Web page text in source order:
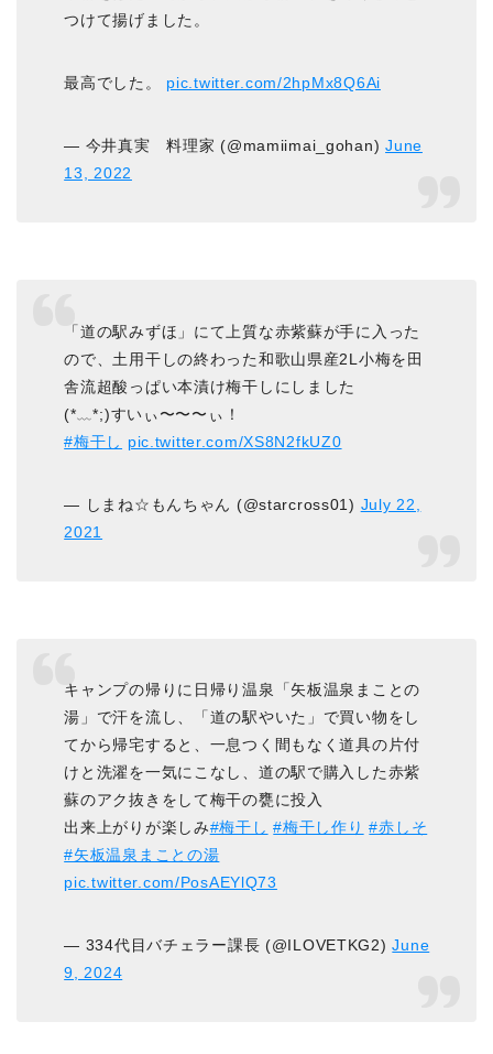
つけて揚げました。
最高でした。 pic.twitter.com/2hpMx8Q6Ai
— 今井真実 料理家 (@mamiimai_gohan)June
13, 2022
「道の駅みずほ」にて上質な赤紫蘇が手に入った
ので、土用干しの終わった和歌山県産2L小梅を田
舎流超酸っぱい本漬け梅干しにしました
(*﹏*;)すいぃ〜〜〜ぃ！
#梅干し pic.twitter.com/XS8N2fkUZ0
— しまね☆もんちゃん (@starcross01) July 22,
2021
キャンプの帰りに日帰り温泉「矢板温泉まことの
湯」で汗を流し、「道の駅やいた」で買い物をし
てから帰宅すると、一息つく間もなく道具の片付
けと洗濯を一気にこなし、道の駅で購入した赤紫
蘇のアク抜きをして梅干の甕に投入
出来上がりが楽しみ#梅干し #梅干し作り #赤しそ
#矢板温泉まことの湯
pic.twitter.com/PosAEYlQ73
— 334代目バチェラー課長 (@ILOVETKG2)June
9, 2024